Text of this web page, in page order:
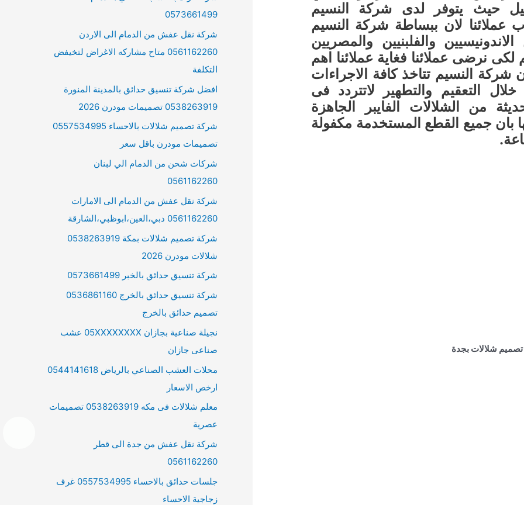
حيث يتوفر لدى شركة النسيم
عملائنا لان ببساطة شركة النسيم
والفلبنيين والمصريين
نرضى عملائنا فغاية عملائنا اهم
شركة النسيم تتاخذ كافة الاجراءات
خلال التعقيم والتطهير لاتتردد فى
من الشلالات الفايبر الجاهزة
بان جميع القطع المستخدمة مكفولة
شلالات بجدة
0573661499
شركة نقل عفش من الدمام الى الاردن
0561162260 متاح مشاركه الاغراض لتخيفض
التكلفة
افضل شركة تنسيق حدائق بالمدينة المنورة
0538263919 تصميمات مودرن 2026
شركة تصميم شلالات بالاحساء 0557534995
تصميمات مودرن باقل سعر
شركات شحن من الدمام الي لبنان
0561162260
شركة نقل عفش من الدمام الى الامارات
0561162260 دبي،العين،ابوظبي،الشارقة
شركة تصميم شلالات بمكة 0538263919
شلالات مودرن 2026
شركة تنسيق حدائق بالخبر 0573661499
شركة تنسيق حدائق بالخرج 0536861160
تصميم حدائق بالخرج
نجيلة صناعية بجازان 05XXXXXXXX عشب
صناعى جازان
محلات العشب الصناعي بالرياض 0544141618
ارخص الاسعار
معلم شلالات فى مكه 0538263919 تصميمات
عصرية
شركة نقل عفش من جدة الى قطر
0561162260
جلسات حدائق بالاحساء 0557534995 غرف
زجاجية الاحساء